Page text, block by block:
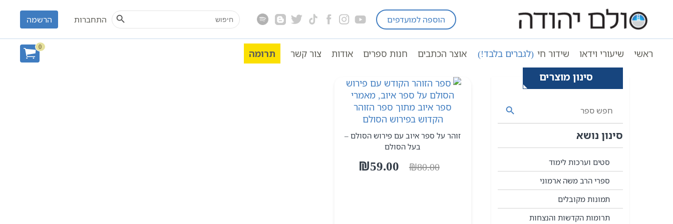
הוספה למועדפים Search
for:
Search Button
התחברות הרשמה
ראשי שיעורי וידאו שידור חי (לגברים בלבד!) אוצר הכתבים חנות ספרים אודות צור קשר תרומה
0
עמוד ראשי ספר איוב
סינון מוצרים
סינון נושא
סטים וערכות לימוד
ספרי הרב משה ארמוני
תמונות מקובלים
תרומות הקדשות והנצחות
זוהר על ספר איוב עם פירוש הסולם –
בעל הסולם
₪80.00
המחיר
המקורי
₪59.00